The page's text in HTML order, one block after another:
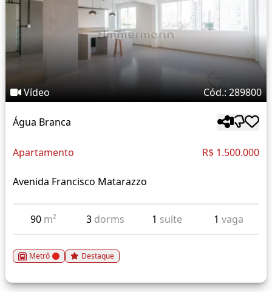
Vídeo Cód.: 289800
Água Branca
Apartamento R$ 1.500.000
Avenida Francisco Matarazzo
90 m² 3 dorms 1 suíte 1 vaga
Metrô Destaque